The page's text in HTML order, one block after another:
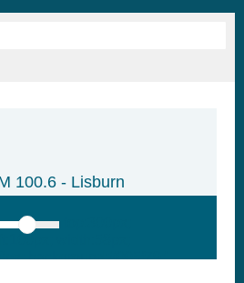
100.6 - Lisburn
background:#005f79;'